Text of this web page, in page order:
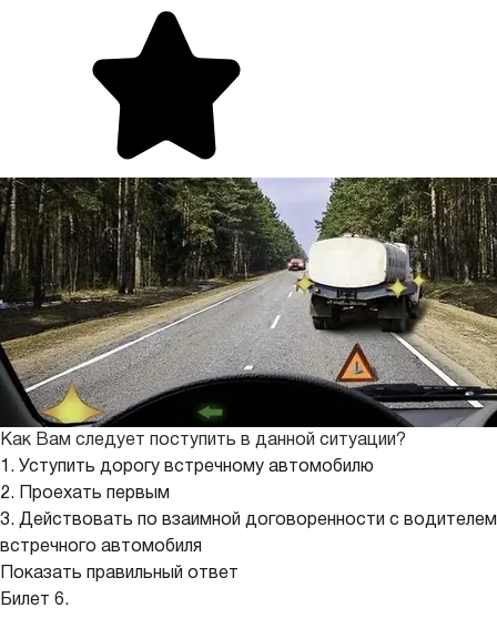
Как Вам следует поступить в данной ситуации?
1. Уступить дорогу встречному автомобилю
2. Проехать первым
3. Действовать по взаимной договоренности с водителем
встречного автомобиля
Показать правильный ответ
Билет 6.